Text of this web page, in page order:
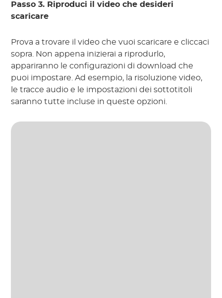
Passo 3. Riproduci il video che desideri
scaricare
Prova a trovare il video che vuoi scaricare e cliccaci
sopra. Non appena inizierai a riprodurlo,
appariranno le configurazioni di download che
puoi impostare. Ad esempio, la risoluzione video,
le tracce audio e le impostazioni dei sottotitoli
saranno tutte incluse in queste opzioni.